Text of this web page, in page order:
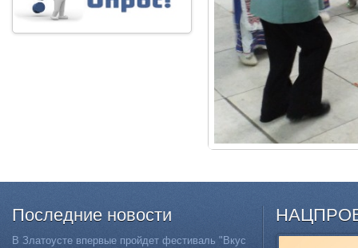
Последние новости
В Златоусте впервые пройдет фестиваль "Вкус